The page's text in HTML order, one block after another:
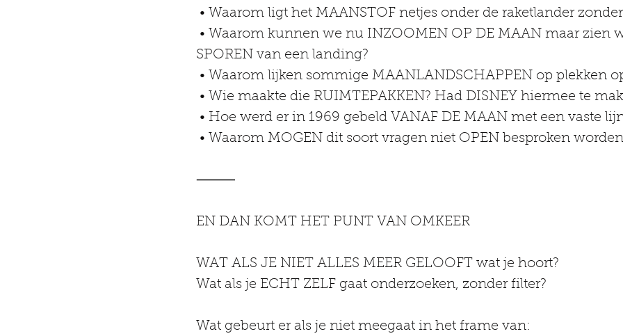
• Waarom ligt het MAANSTOF netjes onder de raketlander
SPOREN van een landing?
• Waarom lijken sommige MAANLANDSCHAPPEN op plekken
• Wie maakte die RUIMTEPAKKEN? Had DISNEY hiermee te
• Hoe werd er in 1969 gebeld VANAF DE MAAN met een vaste
• Waarom MOGEN dit soort vragen niet OPEN besproken
⸻
EN DAN KOMT HET PUNT VAN OMKEER
WAT ALS JE NIET ALLES MEER GELOOFT wat je hoort?
Wat als je ECHT ZELF gaat onderzoeken, zonder filter?
Wat gebeurt er als je niet meegaat in het frame van: